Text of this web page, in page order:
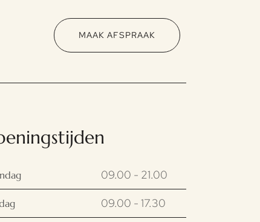
MAAK AFSPRAAK
09.00 - 21.00
09.00 - 17.30